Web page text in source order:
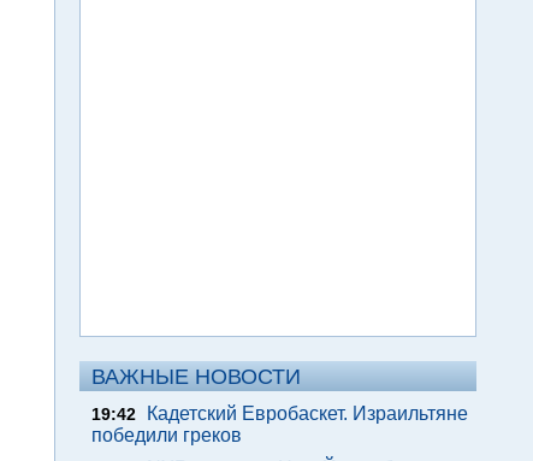
ВАЖНЫЕ НОВОСТИ
19:42
Кадетский Евробаскет. Израильтяне
победили греков